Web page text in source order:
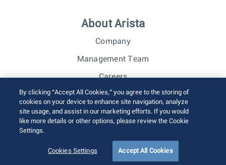
About Arista
Company
Management Team
Careers
Investor Relations
© 2026 Arista Networks, Inc. All rights reserved.
Sitemap
By clicking “Accept All Cookies,” you agree to the storing of
cookies on your device to enhance site navigation, analyze
site usage, and assist in our marketing efforts. If you would
like more details or other options, please review the Cookie
Settings.
Cookies Settings Accept All Cookies